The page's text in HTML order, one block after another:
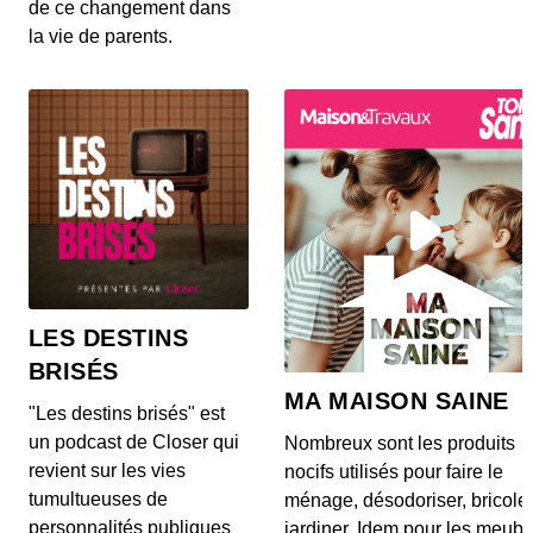
00:09:42 - IL Y A 1 AN
Direction la Bavière dans ce nouvel épisode de La
Bonne Occaz' pour parler d'une citadine
premium...
La Bonne Occaz' - Volkswagen Tiguan
00:10:02 - IL Y A 1 AN
Aujourd'hui dans la Bonne Occaz' place à l'un des
SUV allemands les plus connus de l'Hexagone :
00:06:21 - IL Y A 3 ANS
Retour en France pour ce 11e épisode de la
Bonne Occaz'. Aujourd'hui, coup de projecteur sur
le P...
de ce changement dans
la vie de parents.
LES DESTINS
BRISÉS
"Les destins brisés" est
un podcast de Closer qui
revient sur les vies
tumultueuses de
personnalités publiques
MA MAISON SAINE
Nombreux sont les produits
nocifs utilisés pour faire le
ménage, désodoriser,